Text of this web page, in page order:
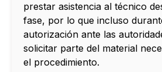
prestar asistencia al técnico
fase, por lo que incluso
autorización ante las
solicitar parte del material
el procedimiento.